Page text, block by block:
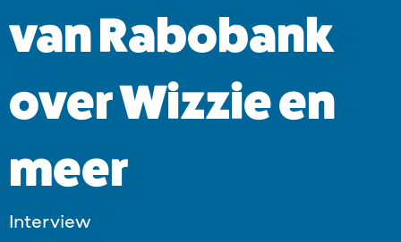
van Rabobank
over Wizzie en
meer
Interview